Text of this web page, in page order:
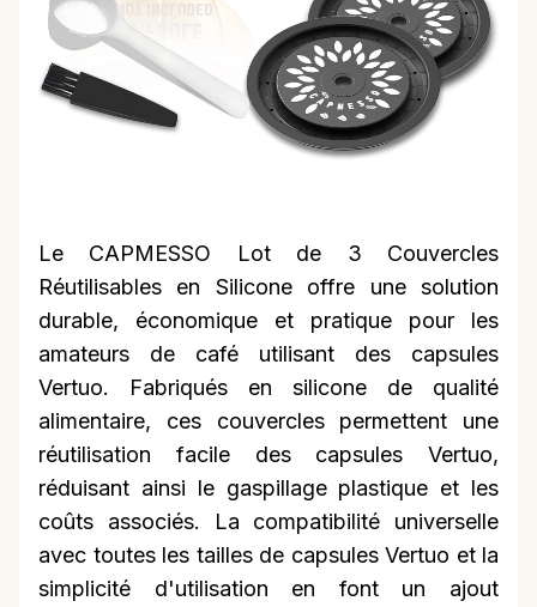
Le CAPMESSO Lot de 3 Couvercles
Réutilisables en Silicone offre une solution
durable, économique et pratique pour les
amateurs de café utilisant des capsules
Vertuo. Fabriqués en silicone de qualité
alimentaire, ces couvercles permettent une
réutilisation facile des capsules Vertuo,
réduisant ainsi le gaspillage plastique et les
coûts associés. La compatibilité universelle
avec toutes les tailles de capsules Vertuo et la
simplicité d'utilisation en font un ajout